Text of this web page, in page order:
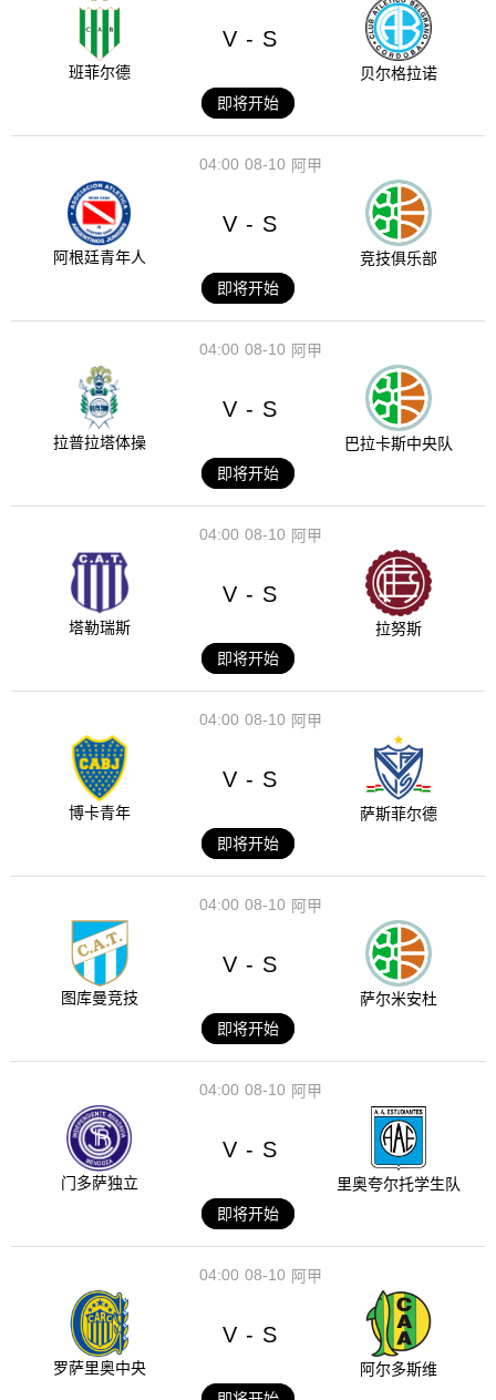
班菲尔德
V - S
贝尔格拉诺
即将开始
08-10
04:00 阿甲
阿根廷青年人
V - S
竞技俱乐部
即将开始
08-10
04:00 阿甲
拉普拉塔体操
V - S
巴拉卡斯中央队
即将开始
08-10
04:00 阿甲
塔勒瑞斯
V - S
拉努斯
即将开始
08-10
04:00 阿甲
博卡青年
V - S
萨斯菲尔德
即将开始
08-10
04:00 阿甲
图库曼竞技
V - S
萨尔米安杜
即将开始
08-10
04:00 阿甲
门多萨独立
V - S
里奥夸尔托学生队
即将开始
08-10
04:00 阿甲
罗萨里奥中央
V - S
阿尔多斯维